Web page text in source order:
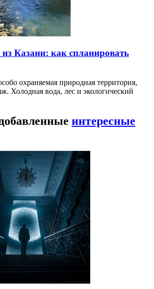
из Казани: как спланировать
охраняемая природная территория,
Холодная вода, лес и экологический
интересные